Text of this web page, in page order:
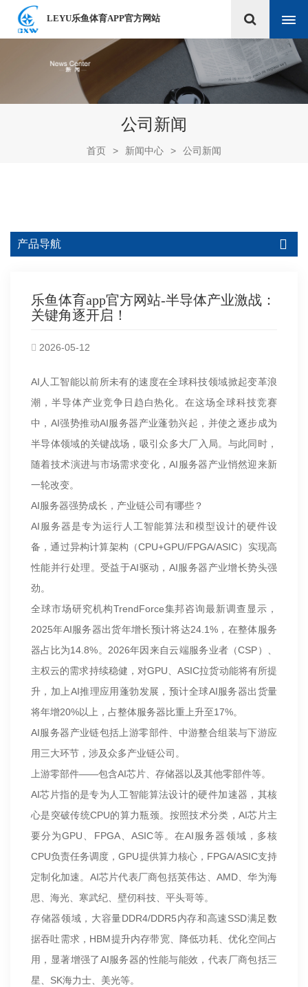
LEYU乐鱼体育APP官方网站
公司新闻
首页 > 新闻中心 > 公司新闻
产品导航
乐鱼体育app官方网站-半导体产业激战：
关键角逐开启！
2026-05-12
AI人工智能以前所未有的速度在全球科技领域掀起变革浪
潮，半导体产业竞争日趋白热化。在这场全球科技竞赛
中，AI强势推动AI服务器产业蓬勃兴起，并使之逐步成为
半导体领域的关键战场，吸引众多大厂入局。与此同时，
随着技术演进与市场需求变化，AI服务器产业悄然迎来新
一轮改变。
AI服务器强势成长，产业链公司有哪些？
AI服务器是专为运行人工智能算法和模型设计的硬件设
备，通过异构计算架构（CPU+GPU/FPGA/ASIC）实现高
性能并行处理。受益于AI驱动，AI服务器产业增长势头强
劲。
全球市场研究机构TrendForce集邦咨询最新调查显示，
2025年AI服务器出货年增长预计将达24.1%，在整体服务
器占比为14.8%。2026年因来自云端服务业者（CSP）、
主权云的需求持续稳健，对GPU、ASIC拉货动能将有所提
升，加上AI推理应用蓬勃发展，预计全球AI服务器出货量
将年增20%以上，占整体服务器比重上升至17%。
AI服务器产业链包括上游零部件、中游整合组装与下游应
用三大环节，涉及众多产业链公司。
上游零部件——包含AI芯片、存储器以及其他零部件等。
AI芯片指的是专为人工智能算法设计的硬件加速器，其核
心是突破传统CPU的算力瓶颈。按照技术分类，AI芯片主
要分为GPU、FPGA、ASIC等。在AI服务器领域，多核
CPU负责任务调度，GPU提供算力核心，FPGA/ASIC支持
定制化加速。AI芯片代表厂商包括英伟达、AMD、华为海
思、海光、寒武纪、壁仞科技、平头哥等。
存储器领域，大容量DDR4/DDR5内存和高速SSD满足数
据吞吐需求，HBM提升内存带宽、降低功耗、优化空间占
用，显著增强了AI服务器的性能与能效，代表厂商包括三
星、SK海力士、美光等。